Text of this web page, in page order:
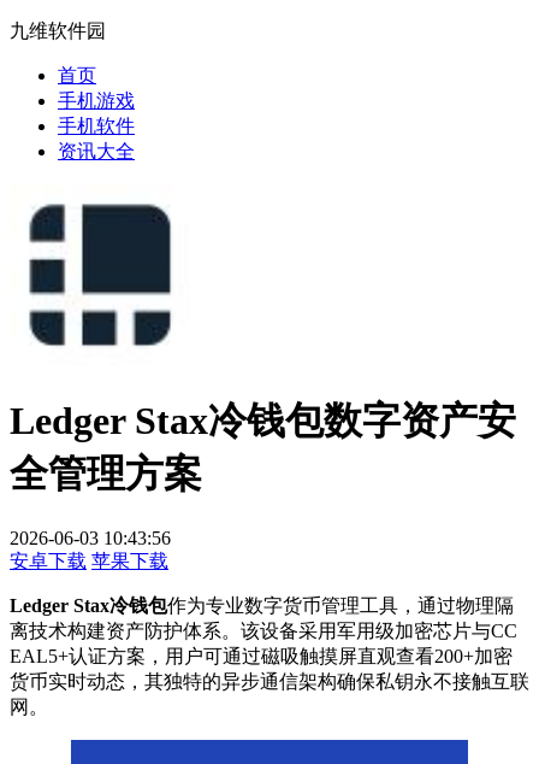
九维软件园
首页
手机游戏
手机软件
资讯大全
Ledger Stax冷钱包数字资产安
全管理方案
2026-06-03 10:43:56
安卓下载 苹果下载
Ledger Stax冷钱包作为专业数字货币管理工具，通过物理隔
离技术构建资产防护体系。该设备采用军用级加密芯片与CC
EAL5+认证方案，用户可通过磁吸触摸屏直观查看200+加密
货币实时动态，其独特的异步通信架构确保私钥永不接触互联
网。